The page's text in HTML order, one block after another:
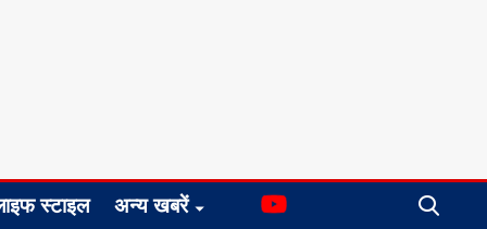
स्टाइल अन्य खबरें